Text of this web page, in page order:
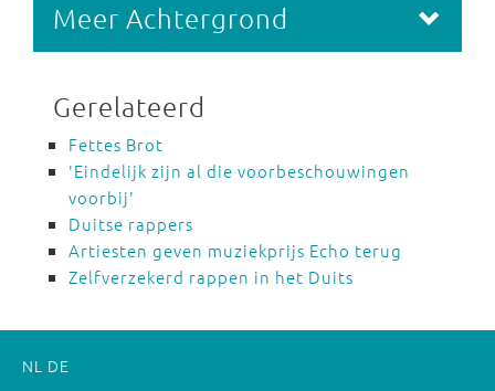
Meer Achtergrond
Gerelateerd
Fettes Brot
'Eindelijk zijn al die voorbeschouwingen
voorbij'
Duitse rappers
Artiesten geven muziekprijs Echo terug
Zelfverzekerd rappen in het Duits
NL DE